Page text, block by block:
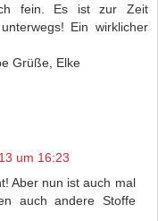
fein. Es ist zur Zeit
Ein wirklicher
Grüße, Elke
um 16:23
Aber nun ist auch mal
auch andere Stoffe